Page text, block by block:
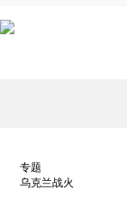
专题
乌克兰战火